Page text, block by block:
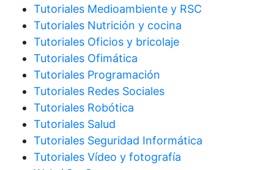
Tutoriales Medioambiente y RSC
Tutoriales Nutrición y cocina
Tutoriales Oficios y bricolaje
Tutoriales Ofimática
Tutoriales Programación
Tutoriales Redes Sociales
Tutoriales Robótica
Tutoriales Salud
Tutoriales Seguridad Informática
Tutoriales Vídeo y fotografía